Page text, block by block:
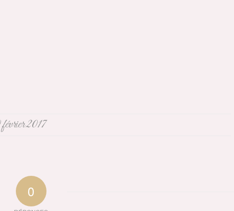
2017
0